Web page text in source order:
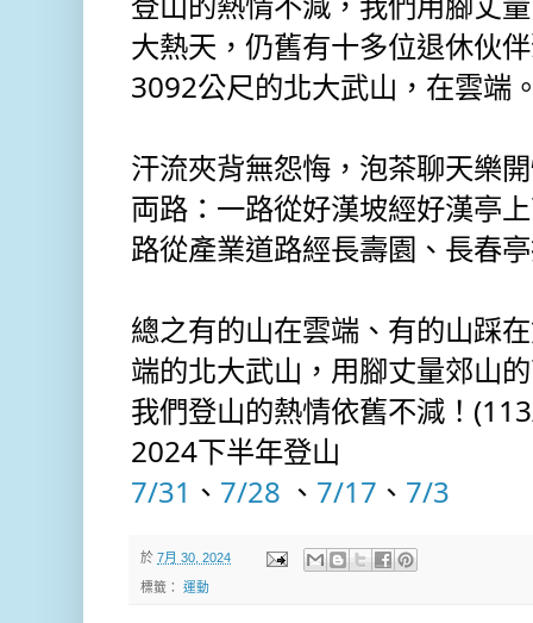
大熱天，仍舊有十多位退休伙
3092公尺的北大武山，在雲端
汗流夾背無怨悔，泡茶聊天樂
両路：一路從好漢坡經好漢亭
路從產業道路經長壽園、長春
總之有的山在雲端、有的山踩
端的北大武山，用腳丈量郊山
我們登山的熱情依舊不減！
2024下半年登山
7/31 、 7/28 、 7/17 、 7/3
於 7月 30, 2024
標籤： 運動